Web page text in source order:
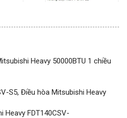
Heavy 50000BTU 1 chiều
S5, Điều hòa Mitsubishi Heavy
Heavy FDT140CSV-